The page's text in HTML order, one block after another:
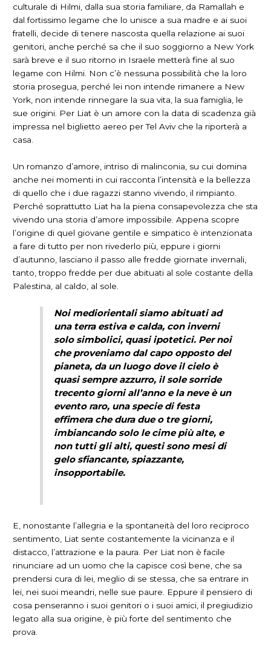
culturale di Hilmi, dalla sua storia familiare, da Ramallah e
dal fortissimo legame che lo unisce a sua madre e ai suoi
fratelli, decide di tenere nascosta quella relazione ai suoi
genitori, anche perché sa che il suo soggiorno a New York
sarà breve e il suo ritorno in Israele metterà fine al suo
legame con Hilmi. Non c’è nessuna possibilità che la loro
storia prosegua, perché lei non intende rimanere a New
York, non intende rinnegare la sua vita, la sua famiglia, le
sue origini. Per Liat è un amore con la data di scadenza già
impressa nel biglietto aereo per Tel Aviv che la riporterà a
casa.
Un romanzo d’amore, intriso di malinconia, su cui domina
anche nei momenti in cui racconta l’intensità e la bellezza
di quello che i due ragazzi stanno vivendo, il rimpianto.
Perché soprattutto Liat ha la piena consapevolezza che sta
vivendo una storia d’amore impossibile. Appena scopre
l’origine di quel giovane gentile e simpatico è intenzionata
a fare di tutto per non rivederlo più, eppure i giorni
d’autunno, lasciano il passo alle fredde giornate invernali,
tanto, troppo fredde per due abituati al sole costante della
Palestina, al caldo, al sole.
Noi mediorientali siamo abituati ad
una terra estiva e calda, con inverni
solo simbolici, quasi ipotetici. Per noi
che proveniamo dal capo opposto del
pianeta, da un luogo dove il cielo è
quasi sempre azzurro, il sole sorride
trecento giorni all’anno e la neve è un
evento raro, una specie di festa
effimera che dura due o tre giorni,
imbiancando solo le cime più alte, e
non tutti gli alti, questi sono mesi di
gelo sfiancante, spiazzante,
insopportabile.
E, nonostante l’allegria e la spontaneità del loro reciproco
sentimento, Liat sente costantemente la vicinanza e il
distacco, l’attrazione e la paura. Per Liat non è facile
rinunciare ad un uomo che la capisce così bene, che sa
prendersi cura di lei, meglio di se stessa, che sa entrare in
lei, nei suoi meandri, nelle sue paure. Eppure il pensiero di
cosa penseranno i suoi genitori o i suoi amici, il pregiudizio
legato alla sua origine, è più forte del sentimento che
prova.